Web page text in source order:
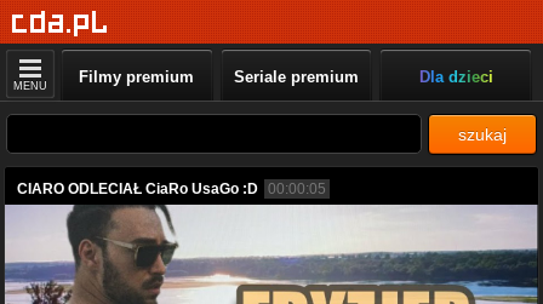
MENU Filmy premium Seriale premium Dla dzieci
szukaj
CIARO ODLECIAŁ CiaRo UsaGo :D 00:00:05